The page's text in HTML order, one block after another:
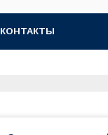
КОНТАКТЫ